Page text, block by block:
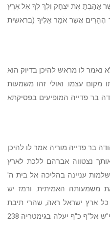
אָהַבְתָ אֶת יִצְחָק וְלֶךְ לְךָ אֶל אֶרֶץ
אֲשֶר אֹמַר אֵלֶיךָ (בראשית
נאמר לו מראש להיכן בדיוק הוא
מקום עצמו. ואולי זהו משמעות
בר פדייה המופיעים בפסיקתא
בר פדייה מוריה אמר לו להיכן
נצטווה אברהם ללכת לארץ
שלמות עניינה בהליכה אל בית ה'
האמיתית. ורמז יש
ארץ ישראל ראה, שהרי תיבת
ארא"ך כשתמלא אותה כך: אל"ף רי"ש אל"ף כ"ף יעלה בגימטריה 238